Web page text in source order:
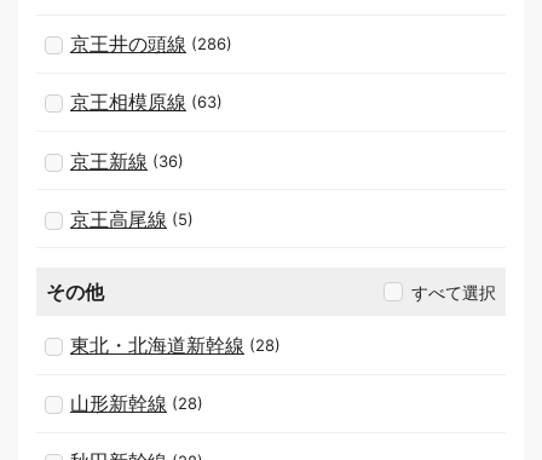
京王井の頭線 (286)
京王相模原線 (63)
京王新線 (36)
京王高尾線 (5)
その他 すべて選択
東北・北海道新幹線 (28)
山形新幹線 (28)